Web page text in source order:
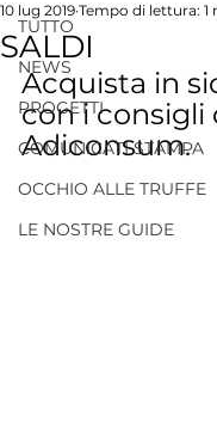
TUTTO
NEWS
PROGETTI
COMUNICATI STAMPA
OCCHIO ALLE TRUFFE
LE NOSTRE GUIDE
SALDI
10 lug 2019 Tempo di lettura: 1
Acquista in
con i consigli
Adiconsum.